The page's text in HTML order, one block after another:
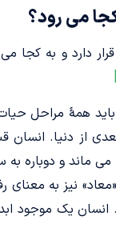
کجا می­ رود؟
دارد و به
همۀ مراحل
از دنیا. انسان
و دوباره به
«معاد» نیز به
انسان یک موجود